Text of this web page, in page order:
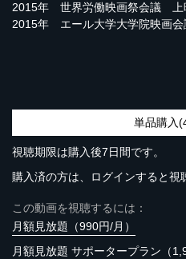
2015年 世界労働映画祭会議 上
2015年 エール大学大学院映画会
単品購入
視聴期限は購入後7日間です。
購入済の方は、ログインすると視
この動画を視聴するには：
月額見放題（990円/月）
月額見放題 サポータープラン（